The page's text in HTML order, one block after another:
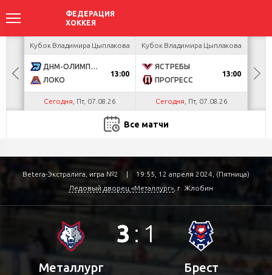
Кубок Владимира Цыплакова
ДНМ-ОЛИМПИК
ЛОКО
13:00
Сегодня , Пт, 07.08.26
Кубок Владимира Цыплакова
ЯСТРЕБЫ
ПРОГРЕСС
13:00
Сегодня , Пт, 07.08.26
Все матчи
Betera-Экстралига, игра №2 |
19:55, 12 апреля 2024, (Пятница)
Ледовый дворец «Металлург» , г. Жлобин
Металлург
3 : 1
Брест